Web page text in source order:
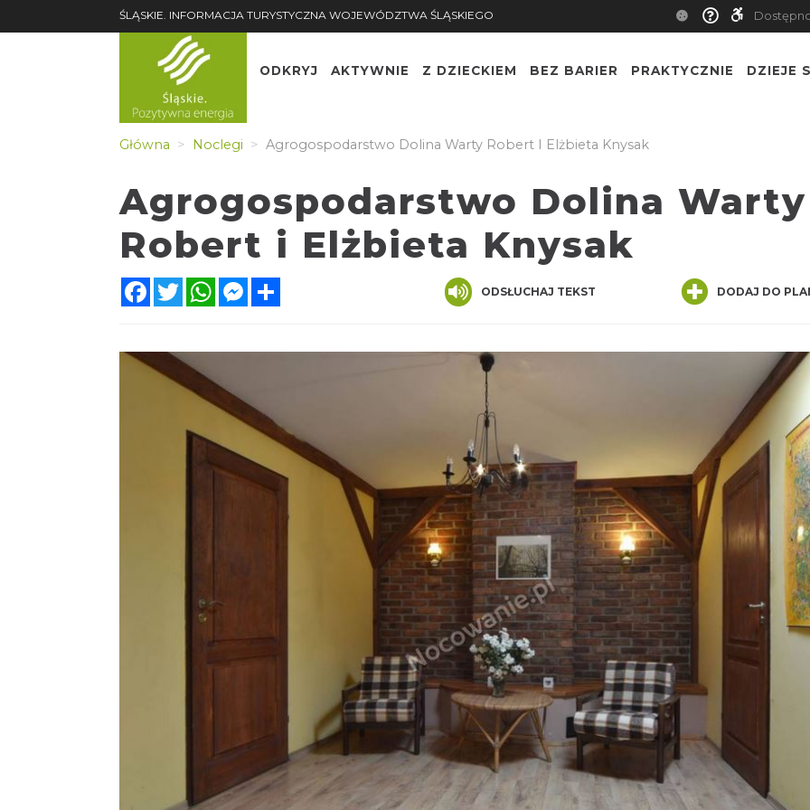
ŚLĄSKIE. INFORMACJA TURYSTYCZNA WOJEWÓDZTWA ŚLĄSKIEGO
ODKRYJ AKTYWNIE Z DZIECKIEM BEZ BARIER PRAKTYCZNIE DZIEJE
Główna Noclegi Agrogospodarstwo Dolina Warty Robert I Elżbieta Knysak
Agrogospodarstwo Dolina Warty
Robert i Elżbieta Knysak
FacebookTwitterWhatsAppMessenger ODSŁUCHAJ TEKST DODAJ DO